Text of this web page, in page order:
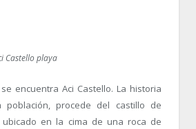
Castello playa
encuentra Aci Castello. La historia
población, procede del castillo de
ubicado en la cima de una roca de